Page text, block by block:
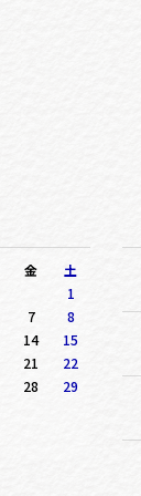
金 土
1
7
8
14
15
21
22
28
29